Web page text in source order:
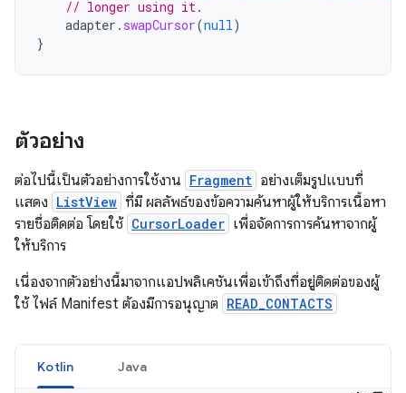
// longer using it.
adapter . swapCursor(null)
}
ตัวอย่าง
ต่อไปนี้เป็นตัวอย่างการใช้งาน Fragment อย่างเต็มรูปแบบที่
แสดง ListView ที่มี ผลลัพธ์ของข้อความค้นหาผู้ให้บริการเนื้อหา
รายชื่อติดต่อ โดยใช้ CursorLoader เพื่อจัดการการค้นหาจากผู้
ให้บริการ
เนื่องจากตัวอย่างนี้มาจากแอปพลิเคชันเพื่อเข้าถึงที่อยู่ติดต่อของผู้
ใช้ ไฟล์ Manifest ต้องมีการอนุญาต READ_CONTACTS
Kotlin Java